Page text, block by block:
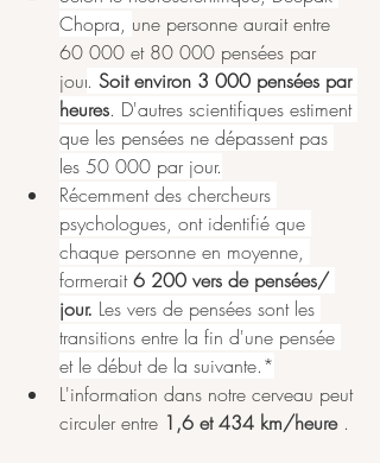
Chopra, une personne aurait entre
60 000 et 80 000 pensées par
jour. Soit environ 3 000 pensées par
heures. D'autres scientifiques estiment
que les pensées ne dépassent pas
les 50 000 par jour.
Récemment des chercheurs
psychologues, ont identifié que
chaque personne en moyenne,
formerait 6 200 vers de pensées/
jour. Les vers de pensées sont les
transitions entre la fin d'une pensée
et le début de la suivante.*
L'information dans notre cerveau peut
circuler entre 1,6 et 434 km/heure .